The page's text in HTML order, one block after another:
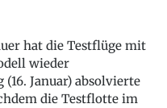
hat die Testflüge mit
wieder
Januar) absolvierte
die Testflotte im